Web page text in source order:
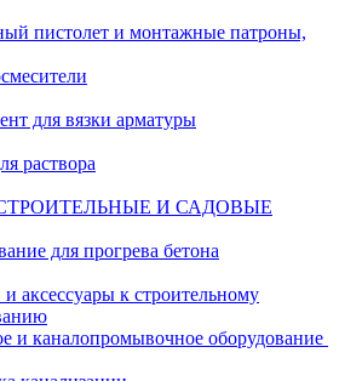
пистолет и монтажные патроны,
для вязки арматуры
раствора
И САДОВЫЕ
для прогрева бетона
и аксессуары к строительному
и каналопромывочное оборудование